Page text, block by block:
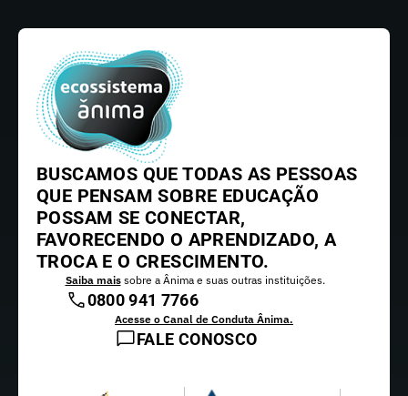
BUSCAMOS QUE TODAS AS PESSOAS
QUE PENSAM SOBRE EDUCAÇÃO
POSSAM SE CONECTAR,
FAVORECENDO O APRENDIZADO, A
TROCA E O CRESCIMENTO.
Saiba maissobre a Ânima e suas outras instituições.
0800 941 7766
Acesse o Canal de Conduta Ânima.
FALE CONOSCO